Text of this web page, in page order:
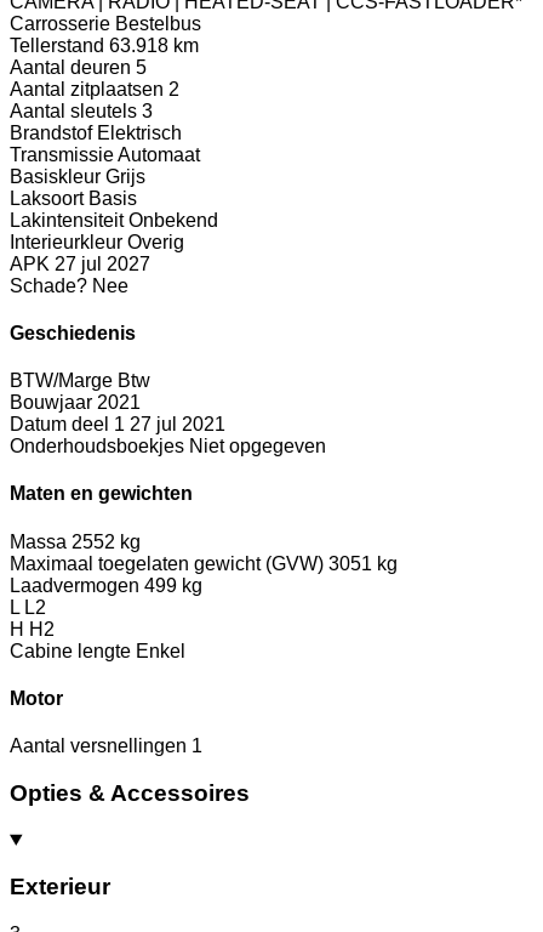
Carrosserie Bestelbus
Tellerstand 63.918 km
Aantal deuren 5
Aantal zitplaatsen 2
Aantal sleutels 3
Brandstof Elektrisch
TransmissieAutomaat
Basiskleur Grijs
Laksoort Basis
Lakintensiteit Onbekend
Interieurkleur Overig
APK 27 jul 2027
Schade? Nee
Geschiedenis
BTW/Marge Btw
Bouwjaar 2021
Datum deel 1 27 jul 2021
Onderhoudsboekjes Niet opgegeven
Maten en gewichten
Massa 2552 kg
Maximaal toegelaten gewicht (GVW) 3051 kg
Laadvermogen 499 kg
L L2
H H2
Cabine lengte Enkel
Motor
Aantal versnellingen 1
Opties & Accessoires
Exterieur